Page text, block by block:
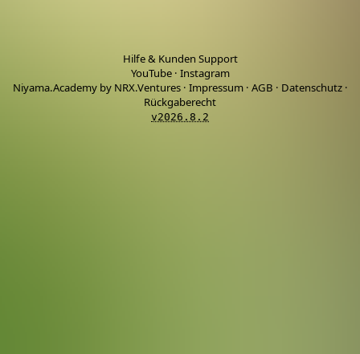
Hilfe & Kunden Support
YouTube · Instagram
Niyama.Academy by NRX.Ventures · Impressum· AGB · Datenschutz·
Rückgaberecht
v2026.8.2